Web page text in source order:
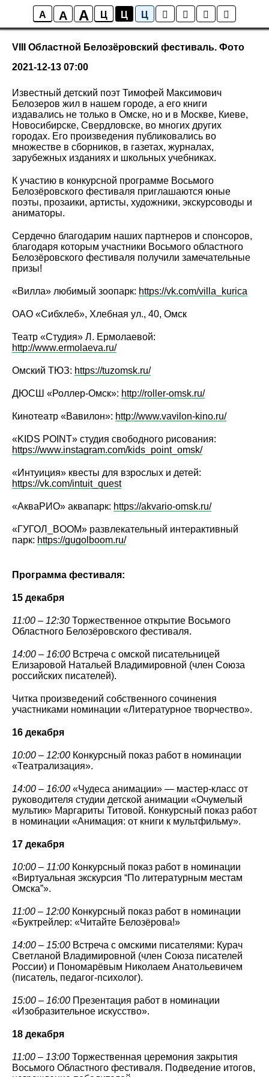
A A A Ц Ц Ц
События
VIII Областной Белозёровский фестиваль. Фото
2021-12-13 07:00
Известный детский поэт Тимофей Максимович
Белозеров жил в нашем городе, а его книги
издавались не только в Омске, но и в Москве, Киеве,
Новосибирске, Свердловске, во многих других
городах. Его произведения публиковались во
множестве в сборников, в газетах, журналах,
зарубежных изданиях и школьных учебниках.
К участию в конкурсной программе Восьмого
Белозёровского фестиваля приглашаются юные
поэты, прозаики, артисты, художники, экскурсоводы и
аниматоры.
Сердечно благодарим наших партнеров и спонсоров,
благодаря которым участники Восьмого областного
Белозёровского фестиваля получили замечательные
призы!
«Вилла» любимый зоопарк: https://vk.com/villa_kurica
ОАО «Сибхлеб», Хлебная ул., 40, Омск
Театр «Студия» Л. Ермолаевой:
http://www.ermolaeva.ru/
Омский ТЮЗ: https://tuzomsk.ru/
ДЮСШ «Роллер-Омск»: http://roller-omsk.ru/
Кинотеатр «Вавилон»: http://www.vavilon-kino.ru/
«KIDS POINT» студия свободного рисования:
https://www.instagram.com/kids_point_omsk/
«Интуиция» квесты для взрослых и детей:
https://vk.com/intuit_quest
«АкваРИО» аквапарк: https://akvario-omsk.ru/
«ГУГОЛ_BOOM» развлекательный интерактивный
парк: https://gugolboom.ru/
Программа фестиваля:
15 декабря
11:00 – 12:30 Торжественное открытие Восьмого
Областного Белозёровского фестиваля.
14:00 – 16:00 Встреча с омской писательницей
Елизаровой Натальей Владимировной (член Союза
российских писателей).
Читка произведений собственного сочинения
участниками номинации «Литературное творчество».
16 декабря
10:00 – 12:00 Конкурсный показ работ в номинации
«Театрализация».
14:00 – 16:00 «Чудеса анимации» — мастер-класс от
руководителя студии детской анимации «Очумелый
мультик» Маргариты Титовой. Конкурсный показ работ
в номинации «Анимация: от книги к мультфильму».
17 декабря
10:00 – 11:00 Конкурсный показ работ в номинации
«Виртуальная экскурсия “По литературным местам
Омска”».
11:00 – 12:00 Конкурсный показ работ в номинации
«Буктрейлер: «Читайте Белозёрова!»
14:00 – 15:00 Встреча с омскими писателями: Курач
Светланой Владимировной (член Союза писателей
России) и Пономарёвым Николаем Анатольевичем
(писатель, педагог-психолог).
15:00 – 16:00 Презентация работ в номинации
«Изобразительное искусство».
18 декабря
11:00 – 13:00 Торжественная церемония закрытия
Восьмого Областного фестиваля. Подведение итогов,